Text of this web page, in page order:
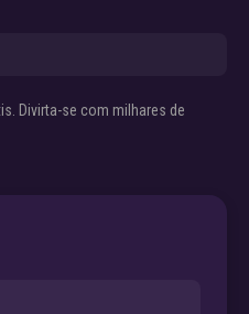
Divirta-se com milhares de